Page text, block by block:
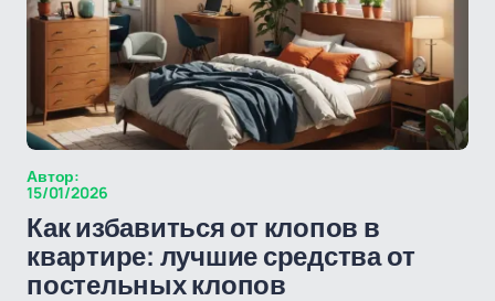
Автор:
15/01/2026
Как избавиться от клопов в
квартире: лучшие средства от
постельных клопов